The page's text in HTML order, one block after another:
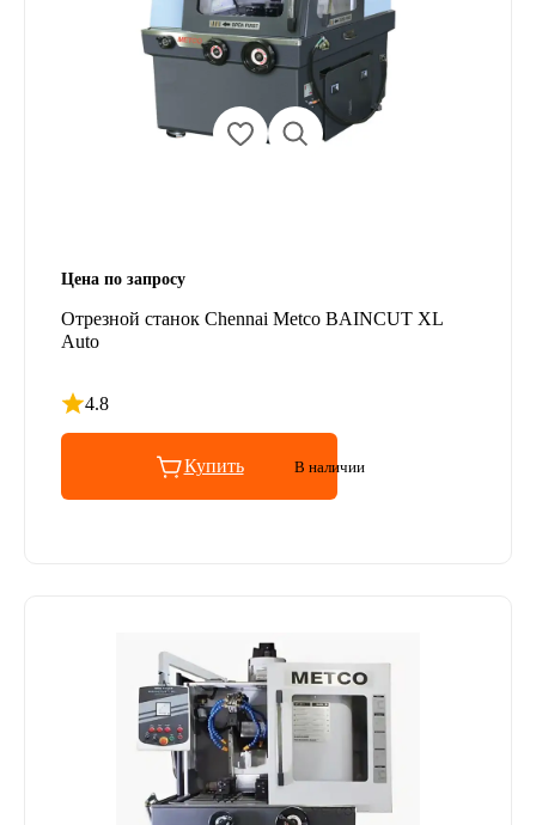
Цена по запросу
Отрезной станок Chennai Metco BAINCUT XL
Auto
4.8
Рейтинг 4.8 из 5
Купить В наличии